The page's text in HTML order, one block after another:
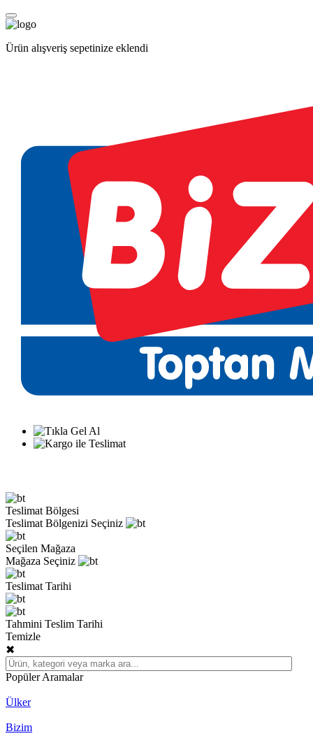
Ürün alışveriş sepetinize eklendi
Teslimat Bölgesi
Teslimat Bölgenizi Seçiniz
Seçilen Mağaza
Mağaza Seçiniz
Teslimat Tarihi
Tahmini Teslim Tarihi
Temizle
✖
Popüler Aramalar
Ülker
Bizim